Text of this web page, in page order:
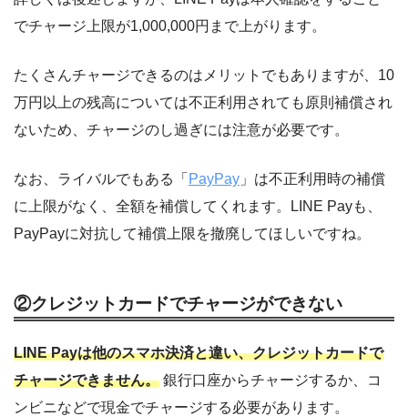
でチャージ上限が1,000,000円まで上がります。
たくさんチャージできるのはメリットでもありますが、10
万円以上の残高については不正利用されても原則補償され
ないため、チャージのし過ぎには注意が必要です。
なお、ライバルでもある「 PayPay 」は不正利用時の補償
に上限がなく、全額を補償してくれます。LINE Payも、
PayPayに対抗して補償上限を撤廃してほしいですね。
②クレジットカードでチャージができない
LINE Payは他のスマホ決済と違い、クレジットカードで
チャージできません。 銀行口座からチャージするか、コ
ンビニなどで現金でチャージする必要があります。